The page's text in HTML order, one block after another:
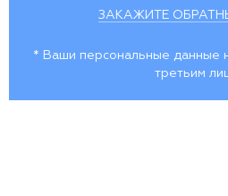
ЗАКАЖИТЕ
* Ваши персональные данные
третьим